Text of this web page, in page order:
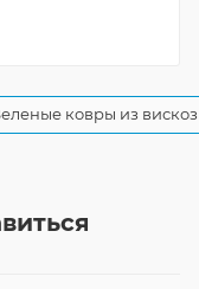
ковры из